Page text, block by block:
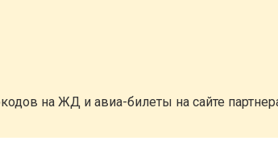
на ЖД и авиа-билеты на сайте